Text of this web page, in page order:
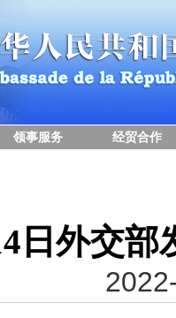
领事服务 经贸合作
日外交